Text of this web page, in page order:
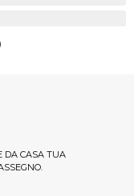
DA CASA TUA